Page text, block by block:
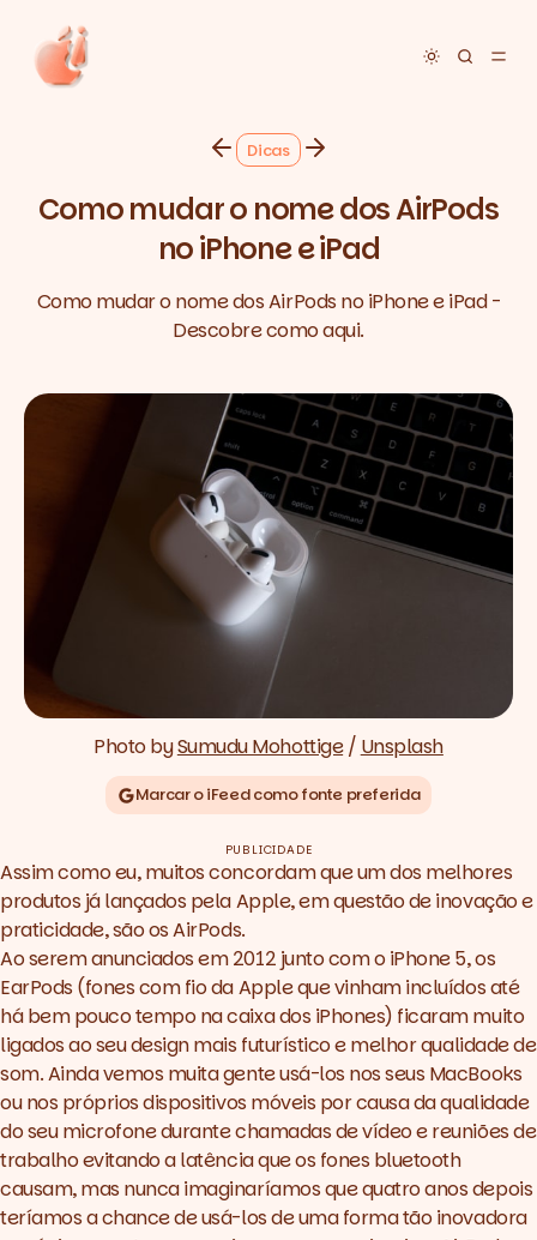
Toggle
Dicas
Como mudar o nome dos AirPods
no iPhone e iPad
Como mudar o nome dos AirPods no iPhone e iPad -
Descobre como aqui.
Photo by Sumudu Mohottige / Unsplash
Marcar o iFeed como fonte preferida
PUBLICIDADE
Assim como eu, muitos concordam que um dos melhores
produtos já lançados pela Apple, em questão de inovação e
praticidade, são os AirPods.
Ao serem anunciados em 2012 junto com o iPhone 5, os
EarPods (fones com fio da Apple que vinham incluídos até
há bem pouco tempo na caixa dos iPhones) ficaram muito
ligados ao seu design mais futurístico e melhor qualidade de
som. Ainda vemos muita gente usá-los nos seus MacBooks
ou nos próprios dispositivos móveis por causa da qualidade
do seu microfone durante chamadas de vídeo e reuniões de
trabalho evitando a latência que os fones bluetooth
causam, mas nunca imaginaríamos que quatro anos depois
teríamos a chance de usá-los de uma forma tão inovadora